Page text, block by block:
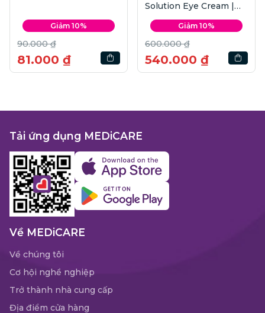
Giảm 10%
90.000 ₫
81.000 ₫
Solution Eye Cream |
15ml
Giảm 10%
600.000 ₫
540.000 ₫
Tải ứng dụng MEDiCARE
Về MEDiCARE
Về chúng tôi
Cơ hội nghề nghiệp
Trở thành nhà cung cấp
Địa điểm cửa hàng